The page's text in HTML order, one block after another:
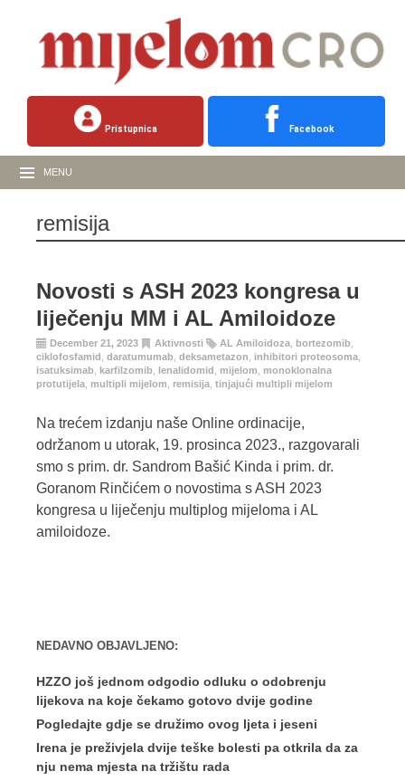
Pristupnica Facebook
MENU
remisija
Novosti s ASH 2023 kongresa u
liječenju MM i AL Amiloidoze
December 21, 2023 Aktivnosti AL Amiloidoza bortezomib
ciklofosfamid daratumumab deksametazon inhibitori proteosoma
isatuksimab
karfilzomib lenalidomid mijelom
monoklonalna
protutijela multipli mijelom remisija tinjajući multipli mijelom
Na trećem izdanju naše Online ordinacije,
održanom u utorak, 19. prosinca 2023., razgovarali
smo s prim. dr. Sandrom Bašić Kinda i prim. dr.
Goranom Rinčićem o novostima s ASH 2023
kongresa u liječenju multiplog mijeloma i AL
amiloidoze.
NEDAVNO OBJAVLJENO:
HZZO još jednom odgodio odluku o odobrenju
lijekova na koje čekamo gotovo dvije godine
Pogledajte gdje se družimo ovog ljeta i jeseni
Irena je preživjela dvije teške bolesti pa otkrila da za
nju nema mjesta na tržištu rada